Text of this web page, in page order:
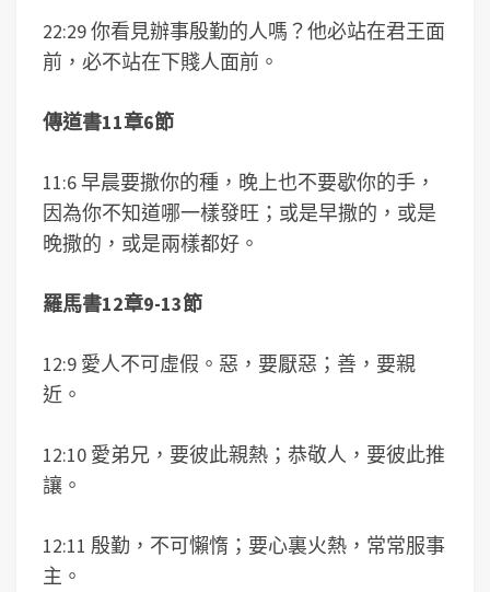
22:29 你看見辦事殷勤的人嗎？他必站在君王面
前，必不站在下賤人面前。
傳道書11章6節
11:6 早晨要撒你的種，晚上也不要歇你的手，
因為你不知道哪一樣發旺；或是早撒的，或是
晚撒的，或是兩樣都好。
羅馬書12章9-13節
12:9 愛人不可虛假。惡，要厭惡；善，要親
近。
12:10 愛弟兄，要彼此親熱；恭敬人，要彼此推
讓。
12:11 殷勤，不可懶惰；要心裏火熱，常常服事
主。